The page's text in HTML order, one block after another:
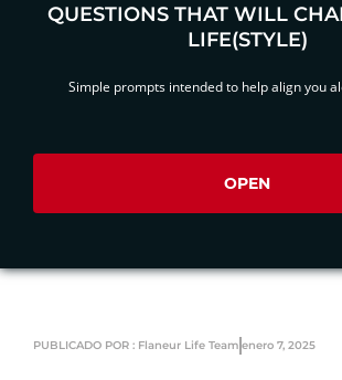
QUESTIONS THAT WILL
LIFE(STYLE)
Simple prompts intended to help align you
OPEN
PUBLICADO POR : Flaneur Life Team enero 7, 2025